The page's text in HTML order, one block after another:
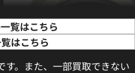
覧はこちら
はこちら
。また、一部買取できない